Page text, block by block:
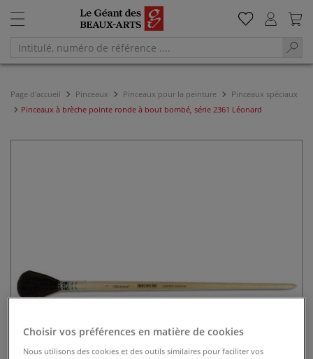
Page d'accueil Pinceaux Pinceaux pour la peinture
Pinceaux spéciaux
Pinceaux à brèche pointe ronde à bout bombé, série 2361 Léonard
Choisir vos préférences en matière de cookies
Nous utilisons des cookies et des outils similaires pour faciliter vos